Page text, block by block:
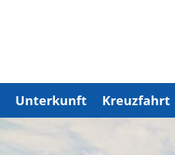
Unterkunft Kreuzfahrt